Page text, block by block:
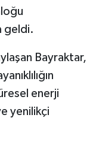
geldi.
Bayraktar,
enerji
yenilikçi